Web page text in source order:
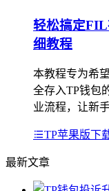
轻松搞定
细教程
本教程专为希
全存入TP钱包
业流程，让新
TP苹果版下
最新文章